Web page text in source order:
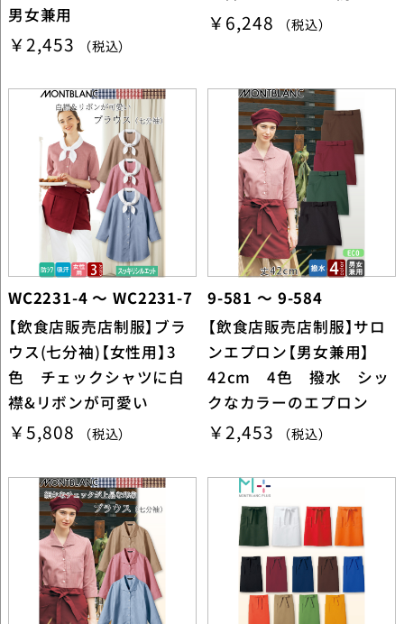
男女兼用
￥2,453 （税込）
￥6,248 （税込）
WC2231-4 ～ WC2231-7
【飲食店販売店制服】ブラ
ウス(七分袖)【女性用】3
色 チェックシャツに白
襟&リボンが可愛い
￥5,808 （税込）
9-581 ～ 9-584
【飲食店販売店制服】サロ
ンエプロン【男女兼用】
42cm 4色 撥水 シッ
クなカラーのエプロン
￥2,453 （税込）